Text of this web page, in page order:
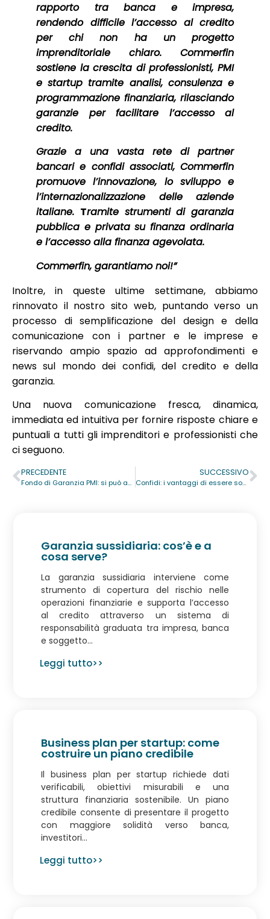
rapporto tra banca e impresa,
rendendo difficile l’accesso al credito
per chi non ha un progetto
imprenditoriale chiaro. Commerfin
sostiene la crescita di professionisti, PMI
e startup tramite analisi, consulenza e
programmazione finanziaria, rilasciando
garanzie per facilitare l’accesso al
credito.
Grazie a una vasta rete di partner
bancari e confidi associati, Commerfin
promuove l’innovazione, lo sviluppo e
l’internazionalizzazione delle aziende
italiane. Tramite strumenti di garanzia
pubblica e privata su finanza ordinaria
e l’accesso alla finanza agevolata.
Commerfin, garantiamo noi!”
Inoltre, in queste ultime settimane, abbiamo
rinnovato il nostro sito web, puntando verso un
processo di semplificazione del design e della
comunicazione con i partner e le imprese e
riservando ampio spazio ad approfondimenti e
news sul mondo dei confidi, del credito e della
garanzia.
Una nuova comunicazione fresca, dinamica,
immediata ed intuitiva per fornire risposte chiare e
puntuali a tutti gli imprenditori e professionisti che
ci seguono.
PRECEDENTE
Fondo di Garanzia PMI: si può accedere anche tramite Confidi. E nel 2022 potrebbe convenire ancora di più!
SUCCESSIVO
Confidi: i vantaggi di essere socio
Garanzia sussidiaria: cos’è e a
cosa serve?
La garanzia sussidiaria interviene come
strumento di copertura del rischio nelle
operazioni finanziarie e supporta l’accesso
al credito attraverso un sistema di
responsabilità graduata tra impresa, banca
e soggetto...
Leggi tutto>>
Business plan per startup: come
costruire un piano credibile
Il business plan per startup richiede dati
verificabili, obiettivi misurabili e una
struttura finanziaria sostenibile. Un piano
credibile consente di presentare il progetto
con maggiore solidità verso banca,
investitori...
Leggi tutto>>